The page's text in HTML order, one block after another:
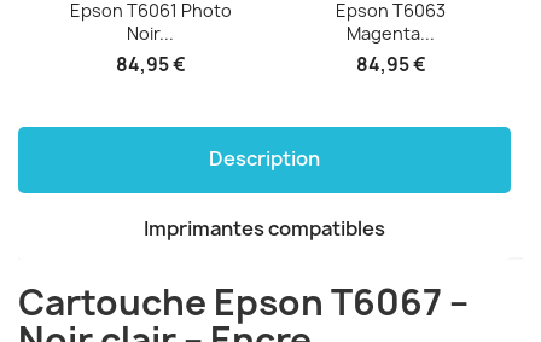
Epson T6061 Photo
Noir...
84,95 €
Epson T6063
Magenta...
84,95 €
Description
Imprimantes compatibles
Cartouche Epson T6067 –